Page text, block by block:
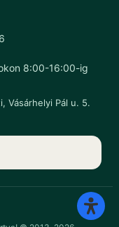
8:00-16:00-ig
Vásárhelyi Pál u. 5.